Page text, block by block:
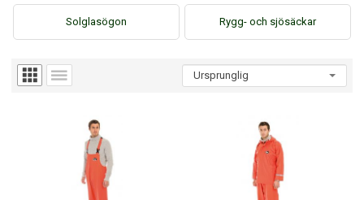
Solglasögon Rygg- och sjösäckar